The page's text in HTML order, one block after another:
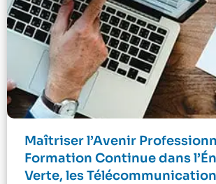
Maîtriser l’Avenir
Formation Continue dans
Verte, les